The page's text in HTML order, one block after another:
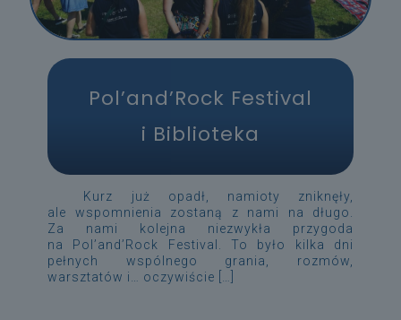
Pol’and’Rock Festival
i Biblioteka
Kurz już opadł, namioty zniknęły,
ale wspomnienia zostaną z nami na długo.
Za nami kolejna niezwykła przygoda
na Pol’and’Rock Festival. To było kilka dni
pełnych wspólnego grania, rozmów,
warsztatów i… oczywiście